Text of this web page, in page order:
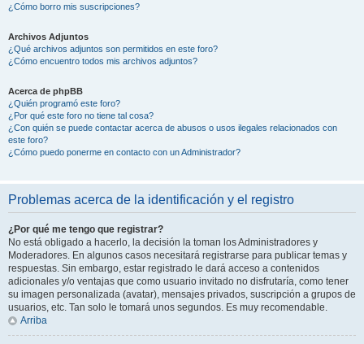
¿Cómo borro mis suscripciones?
Archivos Adjuntos
¿Qué archivos adjuntos son permitidos en este foro?
¿Cómo encuentro todos mis archivos adjuntos?
Acerca de phpBB
¿Quién programó este foro?
¿Por qué este foro no tiene tal cosa?
¿Con quién se puede contactar acerca de abusos o usos ilegales relacionados con
este foro?
¿Cómo puedo ponerme en contacto con un Administrador?
Problemas acerca de la identificación y el registro
¿Por qué me tengo que registrar?
No está obligado a hacerlo, la decisión la toman los Administradores y
Moderadores. En algunos casos necesitará registrarse para publicar temas y
respuestas. Sin embargo, estar registrado le dará acceso a contenidos
adicionales y/o ventajas que como usuario invitado no disfrutaría, como tener
su imagen personalizada (avatar), mensajes privados, suscripción a grupos de
usuarios, etc. Tan solo le tomará unos segundos. Es muy recomendable.
Arriba